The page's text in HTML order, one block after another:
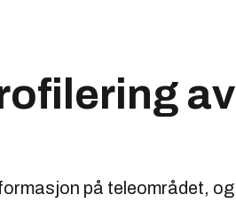
av
på teleområdet, og